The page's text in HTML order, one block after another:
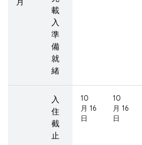
月
載
入
準
備
就
緒
入
住
截
止
10
月 16
日
10
月 16
日